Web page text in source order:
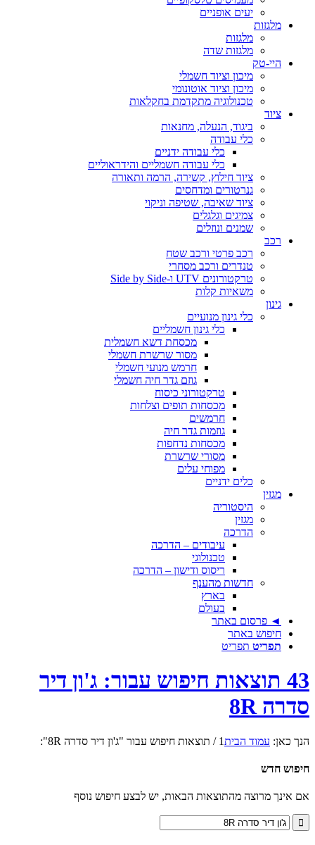
יעים אופניים
מלגזות
מלגזות
מלגזות שדה
היי-טק
מיכון וציוד חשמלי
מיכון וציוד אוטונומי
טכנולוגיה מתקדמת בחקלאות
ציוד
ביגוד, הנעלה, מחנאות
כלי עבודה
כלי עבודה ידניים
כלי עבודה חשמליים והידראוליים
ציוד חילוץ, קשירה, הרמה ותאורה
גנרטורים ומדחסים
ציוד שאיבה, שטיפה וניקוי
צמיגים וגלגלים
שמנים ונוזלים
רכב
רכב פרטי ורכב שטח
טנדרים ורכב מסחרי
טרקטורונים UTV ו-Side by Side
משאיות קלות
גינון
כלי גינון מנועיים
כלי גינון חשמליים
מכסחת דשא חשמלית
מסור שרשרת חשמלי
חרמש מנועי חשמלי
גוזם גדר חיה חשמלי
טרקטורוני כיסוח
מכסחות תופים וצלחות
חרמשים
גוזמות גדר חיה
מכסחות נדחפות
מסורי שרשרת
מפוחי עלים
כלים ידניים
מגזין
היסטוריה
מגזין
הדרכה
עיבודים – הדרכה
טכנולוגי
ריסוס ודישון – הדרכה
חדשות מהענף
בארץ
בעולם
◄ פרסום באתר
חיפוש באתר
תפריט תפריט
43 תוצאות חיפוש עבור: ג'ון דיר
סדרה 8R
הנך כאן: עמוד הבית1
/ תוצאות חיפוש עבור "ג'ון דיר סדרה 8R":
חיפוש חדש
אם אינך מרוצה מהתוצאות הבאות, יש לבצע חיפוש נוסף